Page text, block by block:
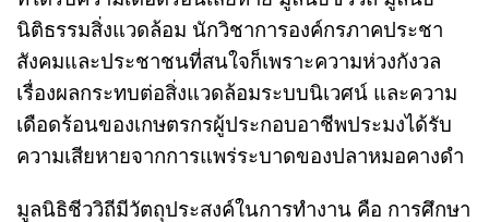
นิติธรรมสิ่งแวดล้อม นักวิชาการองค์กรภาคประชา
สังคมและประชาชนที่สนใจก็เพราะความห่วงกังวล
เรื่องผลกระทบต่อสิ่งแวดล้อมระบบนิเวศน์ และความ
เดือดร้อนของเกษตรกรผู้ประกอบอาชีพประมงได้รับ
ความเสียหายจากการแพร่ระบาดของปลาหมอคางดำ
มูลนิธิชีววิถีมีวัตถุประสงค์ในการทำงาน คือ การศึกษา